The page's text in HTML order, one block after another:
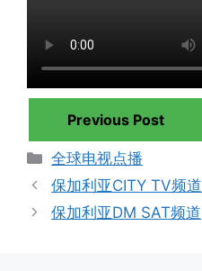
Previous Post
Categories
全球电视点播
保加利亚CITY TV频道
保加利亚DM SAT频道